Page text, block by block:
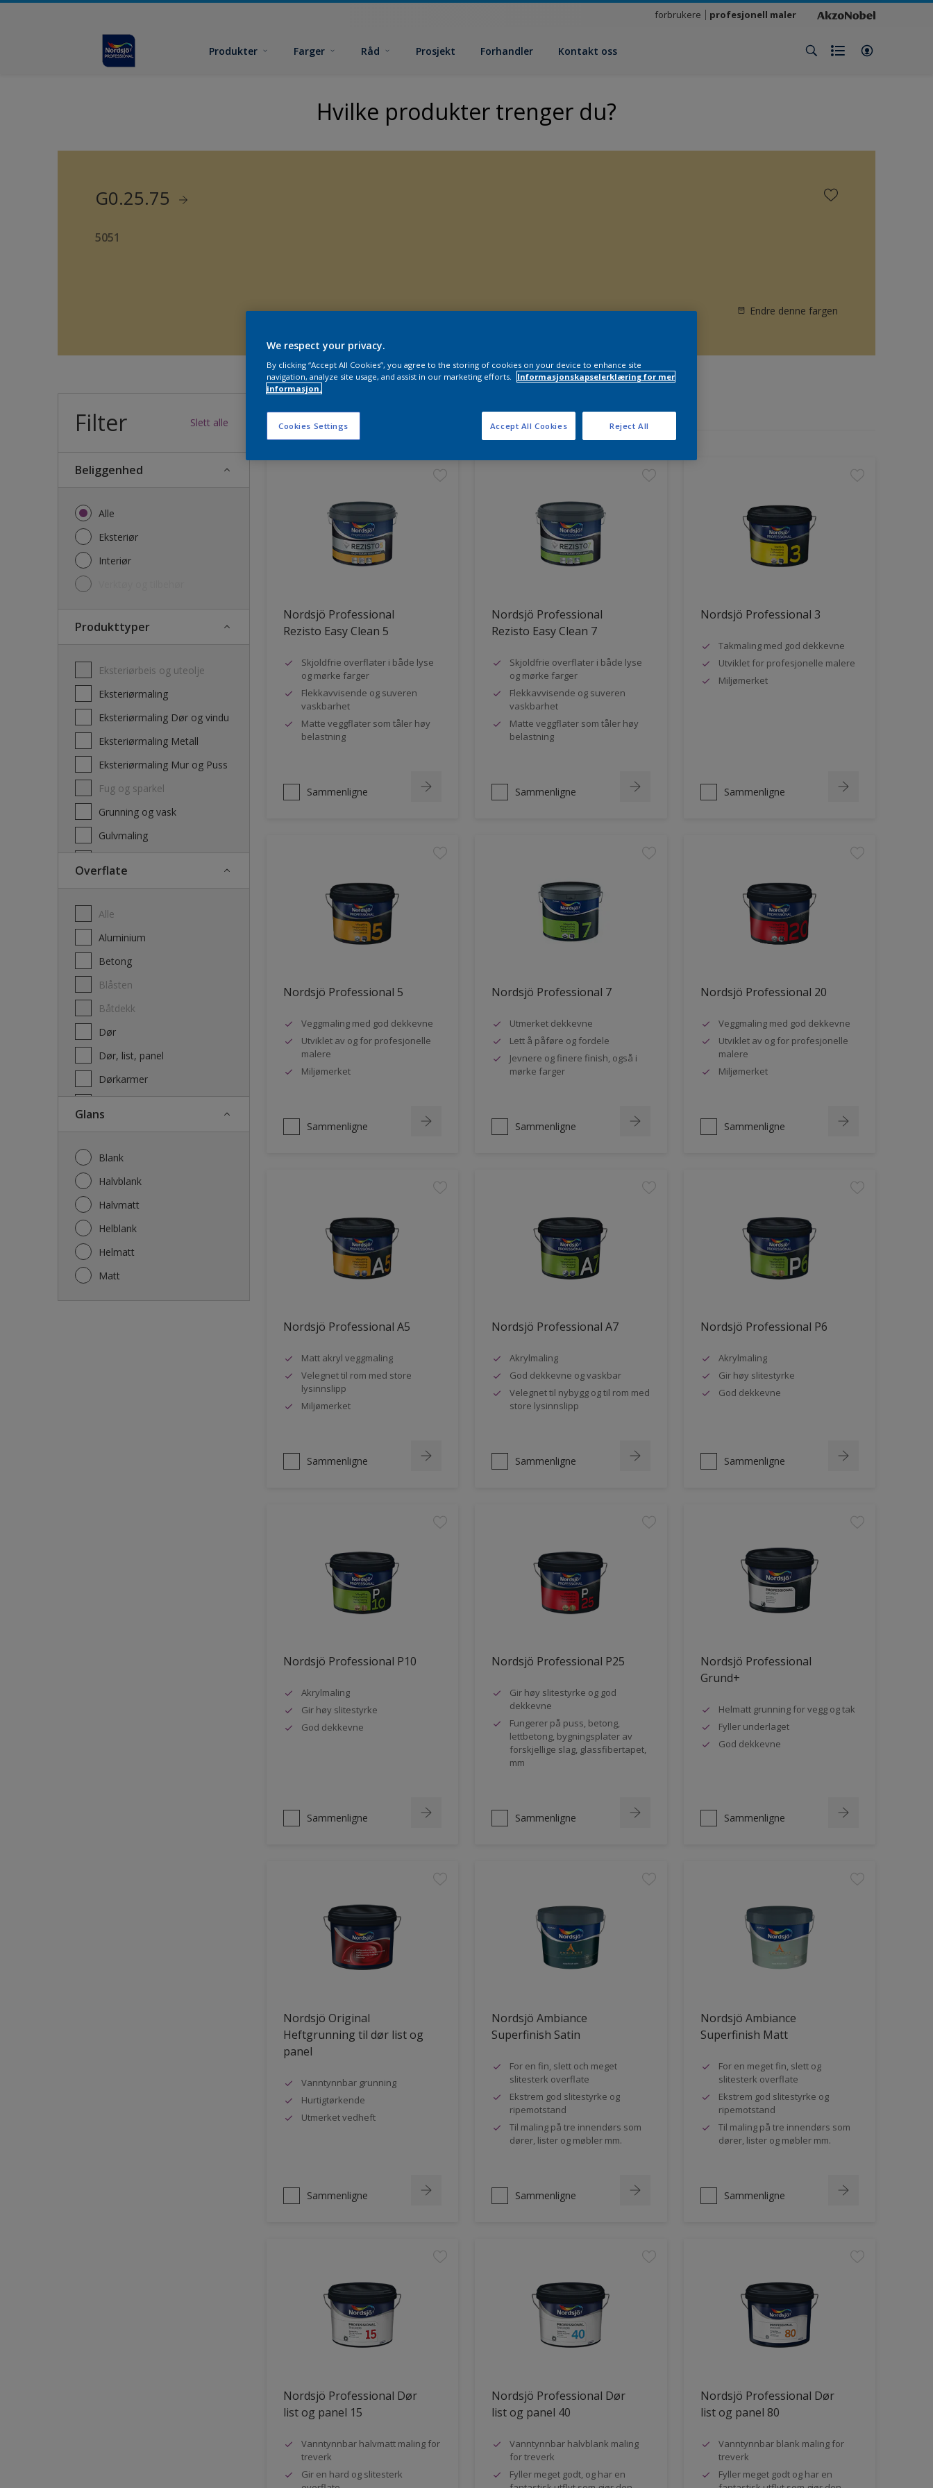
forbrukere profesjonell maler
Produkter Farger Råd Prosjekt Forhandler Kontakt oss
Hvilke produkter trenger du?
G0.25.75
5051
Endre denne fargen
Filter Slett alle
Beliggenhed
Alle
Eksteriør
Interiør
Produkttyper
Eksteriørbeis og uteolje
Eksteriørmaling
Eksteriørmaling Dør og vindu
Eksteriørmaling Metall
Eksteriørmaling Mur og Puss
Fug og sparkel
Grunning og vask
Gulvmaling
Overflate
Alle
Aluminium
Betong
Blåsten
Båtdekk
Dør
Dør, list, panel
Dørkarmer
Glans
Blank
Halvblank
Halvmatt
Helblank
Helmatt
Matt
36produkter funnet
Nordsjö Professional
Rezisto Easy Clean 5
Skjoldfrie overflater i både lyse
og mørke farger
Flekkavvisende og suveren
vaskbarhet
Matte veggflater som tåler høy
belastning
Sammenligne
Nordsjö Professional
Rezisto Easy Clean 7
Skjoldfrie overflater i både lyse
og mørke farger
Flekkavvisende og suveren
vaskbarhet
Matte veggflater som tåler høy
belastning
Sammenligne
Nordsjö Professional 3
Takmaling med god dekkevne
Utviklet for profesjonelle malere
Miljømerket
Sammenligne
Nordsjö Professional 5
Veggmaling med god dekkevne
Utviklet av og for profesjonelle
malere
Miljømerket
Sammenligne
Nordsjö Professional 7
Utmerket dekkevne
Lett å påføre og fordele
Jevnere og finere finish, også i
mørke farger
Sammenligne
Nordsjö Professional 20
Veggmaling med god dekkevne
Utviklet av og for profesjonelle
malere
Miljømerket
Sammenligne
Nordsjö Professional A5
Matt akryl veggmaling
Velegnet til rom med store
lysinnslipp
Miljømerket
Sammenligne
Nordsjö Professional A7
Akrylmaling
God dekkevne og vaskbar
Velegnet til nybygg og til rom med
store lysinnslipp
Sammenligne
Nordsjö Professional P6
Akrylmaling
Gir høy slitestyrke
God dekkevne
Sammenligne
Nordsjö Professional P10
Akrylmaling
Gir høy slitestyrke
God dekkevne
Sammenligne
Nordsjö Professional P25
Gir høy slitestyrke og god
dekkevne
Fungerer på puss, betong,
lettbetong, bygningsplater av
forskjellige slag, glassfibertapet,
mm
Sammenligne
Nordsjö Professional
Grund+
Helmatt grunning for vegg og tak
Fyller underlaget
God dekkevne
Sammenligne
Nordsjö Original
Heftgrunning til dør list og
panel
Vanntynnbar grunning
Hurtigtørkende
Utmerket vedheft
Sammenligne
Nordsjö Ambiance
Superfinish Satin
For en fin, slett och meget
slitesterk overflate
Ekstrem god slitestyrke og
ripemotstand
Til maling på tre innendørs som
dører, lister og møbler mm.
Sammenligne
Nordsjö Ambiance
Superfinish Matt
For en meget fin, slett og
slitesterk overflate
Ekstrem god slitestyrke og
ripemotstand
Til maling på tre innendørs som
dører, lister og møbler mm.
Sammenligne
Nordsjö Professional Dør
list og panel 15
Vanntynnbar halvmatt maling for
treverk
Gir en hard og slitesterk
Nordsjö Professional Dør
list og panel 40
Vanntynnbar halvblank maling
for treverk
Fyller meget godt, og har en
Nordsjö Professional Dør
list og panel 80
Vanntynnbar blank maling for
treverk
Fyller meget godt og har en
We respect your privacy.
By clicking “Accept All Cookies”, you agree to the storing of cookies on your device to enhance site
navigation, analyze site usage, and assist in our marketing efforts.
Informasjonskapselerklæring for mer
informasjon.
Cookies Settings Reject All
Accept All Cookies